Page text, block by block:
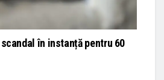
în instanță pentru 60